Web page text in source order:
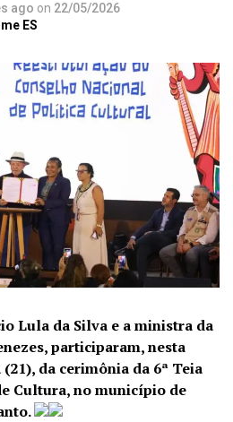
ago on 22/05/2026
ES
Lula da Silva e a ministra da
participaram, nesta
da cerimônia da 6ª Teia
Cultura, no município de